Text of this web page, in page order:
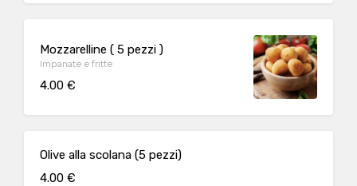
Mozzarelline ( 5 pezzi )
Impanate e fritte
4.00 €
Olive alla scolana (5 pezzi)
4.00 €